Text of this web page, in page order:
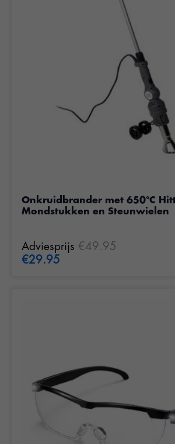
Onkruidbrander met 650°C
Mondstukken en Steunwielen
Adviesprijs €49.95
€29.95